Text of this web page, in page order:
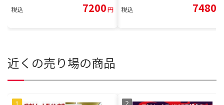
税込 7200円 税込 7480
近くの売り場の商品